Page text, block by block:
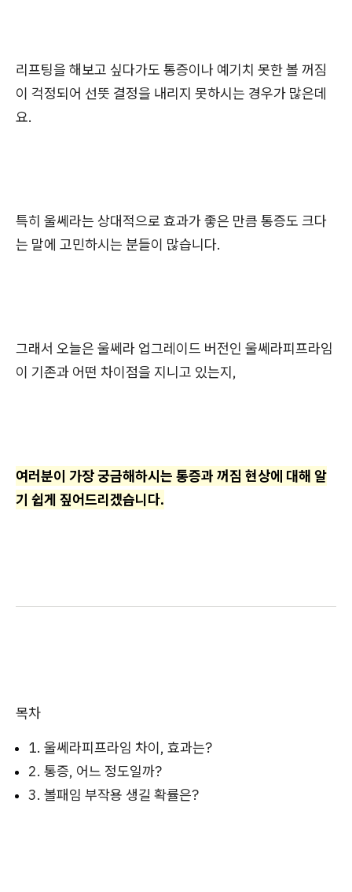
리프팅을 해보고 싶다가도 통증이나 예기치 못한 볼 꺼짐
이 걱정되어 선뜻 결정을 내리지 못하시는 경우가 많은데
요.
특히 울쎄라는 상대적으로 효과가 좋은 만큼 통증도 크다
는 말에 고민하시는 분들이 많습니다.
그래서 오늘은 울쎄라 업그레이드 버전인 울쎄라피프라임
이 기존과 어떤 차이점을 지니고 있는지,
여러분이 가장 궁금해하시는 통증과 꺼짐 현상에 대해 알
기 쉽게 짚어드리겠습니다.
목차
1. 울쎄라피프라임 차이, 효과는?
2. 통증, 어느 정도일까?
3. 볼패임 부작용 생길 확률은?